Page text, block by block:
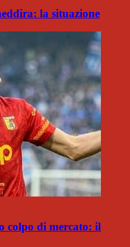
la situazione
colpo di mercato: il